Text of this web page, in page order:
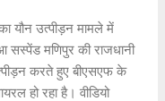
की टीमें घटनास्थल पर पहुंच
टीमें रेस्क्यू ऑपरेशन में लगी
से कम 6 लोग मलबे में दबे हो
हाइवे के तीसरे चरण के
यौन उत्पीड़न मामले में
मणिपुर की राजधानी
करते हुए बीएसएफ के
हो रहा है। वीडियो